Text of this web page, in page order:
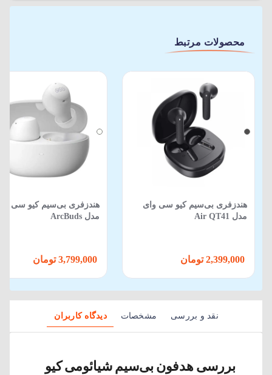
محصولات مرتبط
هندزفری بی‌سیم کیو سی وای
مدل Air QT41
هندزفری بی‌سیم کیو سی
مدل ArcBuds
نقد و بررسی مشخصات دیدگاه کاربران
بررسی هدفون بی‌سیم شیائومی کیو